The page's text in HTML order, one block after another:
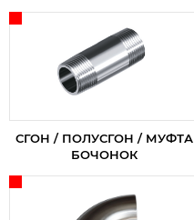
СГОН / ПОЛУСГОН / МУФТА
БОЧОНОК